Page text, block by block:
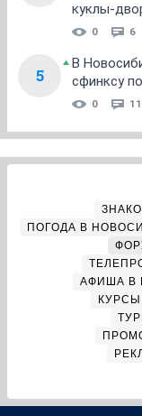
куклы-
0 6
5
В
сфинксу
0 11
ПОГОДА В
АФИША В